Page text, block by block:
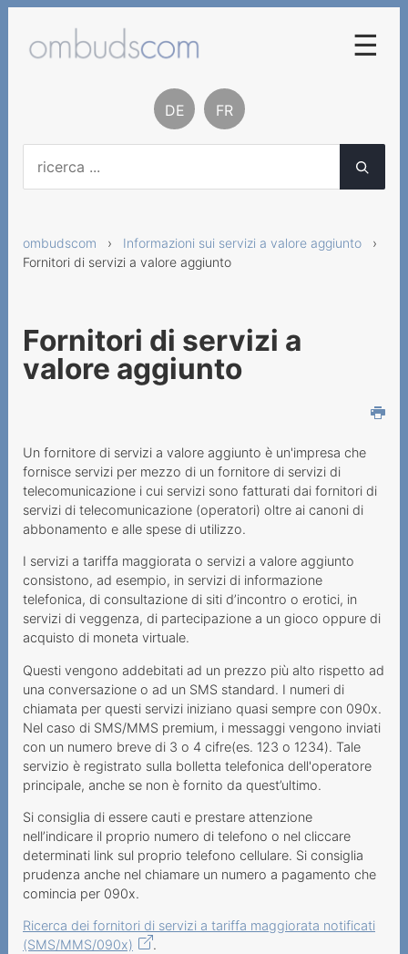
DE FR
ombudscom › Informazioni sui servizi a valore aggiunto ›
Fornitori di servizi a valore aggiunto
Fornitori di servizi a
valore aggiunto
Un fornitore di servizi a valore aggiunto è un'impresa che
fornisce servizi per mezzo di un fornitore di servizi di
telecomunicazione i cui servizi sono fatturati dai fornitori di
servizi di telecomunicazione (operatori) oltre ai canoni di
abbonamento e alle spese di utilizzo.
I servizi a tariffa maggiorata o servizi a valore aggiunto
consistono, ad esempio, in servizi di informazione
telefonica, di consultazione di siti d’incontro o erotici, in
servizi di veggenza, di partecipazione a un gioco oppure di
acquisto di moneta virtuale.
Questi vengono addebitati ad un prezzo più alto rispetto ad
una conversazione o ad un SMS standard. I numeri di
chiamata per questi servizi iniziano quasi sempre con 090x.
Nel caso di SMS/MMS premium, i messaggi vengono inviati
con un numero breve di 3 o 4 cifre(es. 123 o 1234). Tale
servizio è registrato sulla bolletta telefonica dell'operatore
principale, anche se non è fornito da quest’ultimo.
Si consiglia di essere cauti e prestare attenzione
nell’indicare il proprio numero di telefono o nel cliccare
determinati link sul proprio telefono cellulare. Si consiglia
prudenza anche nel chiamare un numero a pagamento che
comincia per 090x.
Ricerca dei fornitori di servizi a tariffa maggiorata notificati
(SMS/MMS/090x)
.
☰
Procedura di conciliazione
Basi legali
Rapporti e statistiche
Servizi a valore aggiunto
Fornitori di servizi a valore
Conclusione di contratti con
dei minorenni
Chiamate a tariffa
Obblighi del fornitore di
servizi a valore aggiunta
Servizi a valore aggiunto
senza SMS o chiamata
Proteggersi dai numeri a
tariffa maggiorata
SMS a tariffa maggiorata
Link per i fornitori die
numeri 0900x, SMS e MMS
Informazioni sui servizi di
telecomunicazione
Informazioni su tasse,
riscossione e fatturazione